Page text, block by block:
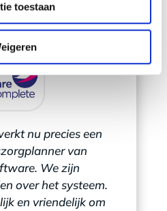
toestaan
nu precies een
van
We zijn
over het systeem.
en vriendelijk om